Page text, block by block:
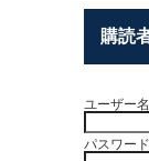
購読
ユーザー
パスワード